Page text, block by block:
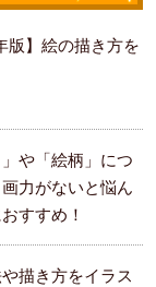
版】絵の描き方を
や「絵柄」につ
力がないと悩ん
すすめ！
描き方をイラス